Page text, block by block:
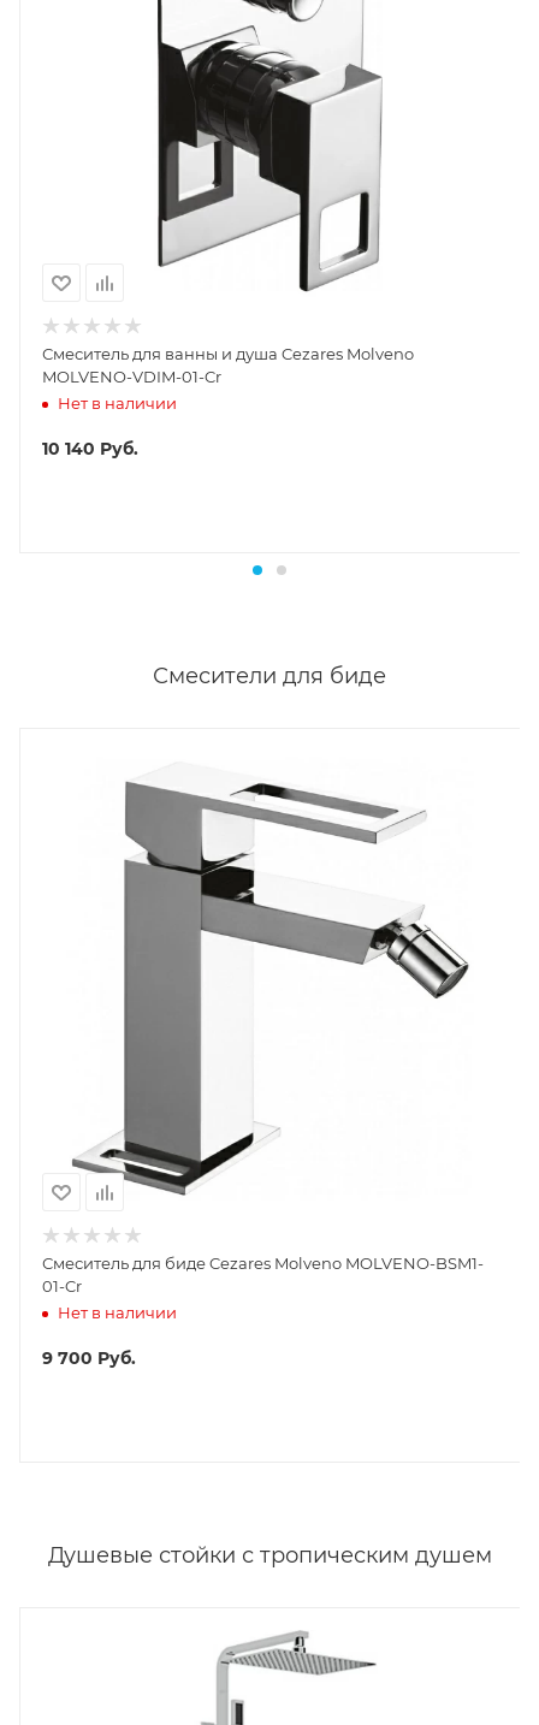
Смеситель для ванны и душа Cezares Molveno
MOLVENO-VDIM-01-Cr
Нет в наличии
10 140 Руб.
Смесители для биде
Смеситель для биде Cezares Molveno MOLVENO-BSM1-
01-Cr
Нет в наличии
9 700 Руб.
Душевые стойки с тропическим душем